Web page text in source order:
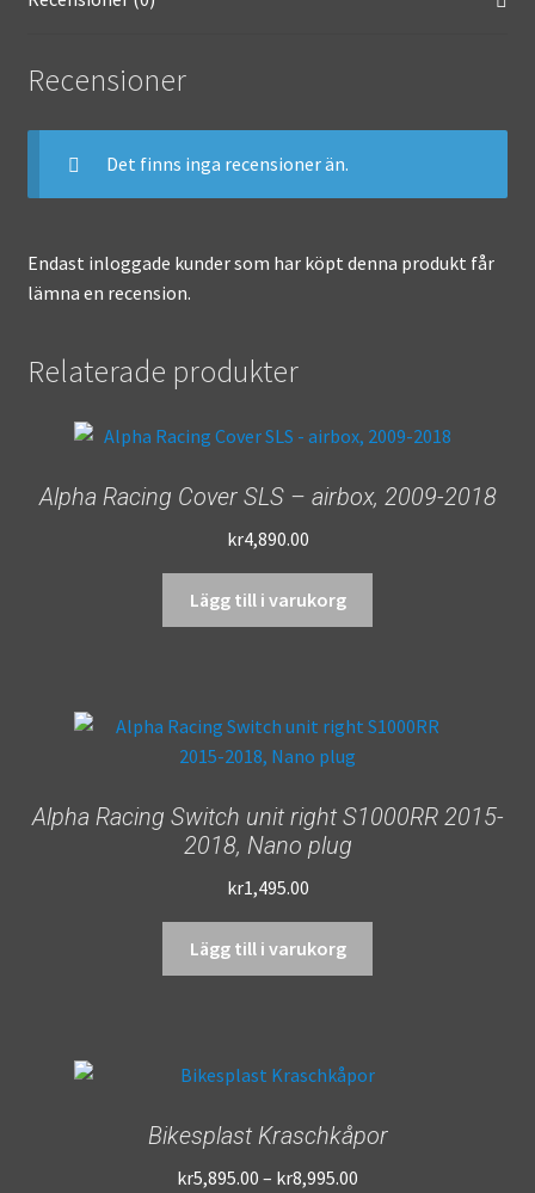
Recensioner
Det finns inga recensioner än.
Endast inloggade kunder som har köpt denna produkt får
lämna en recension.
Relaterade produkter
Alpha Racing Cover SLS – airbox, 2009-2018
kr4,890.00
Lägg till i varukorg
Alpha Racing Switch unit right S1000RR 2015-
2018, Nano plug
kr1,495.00
Lägg till i varukorg
Bikesplast Kraschkåpor
kr5,895.00 – kr8,995.00